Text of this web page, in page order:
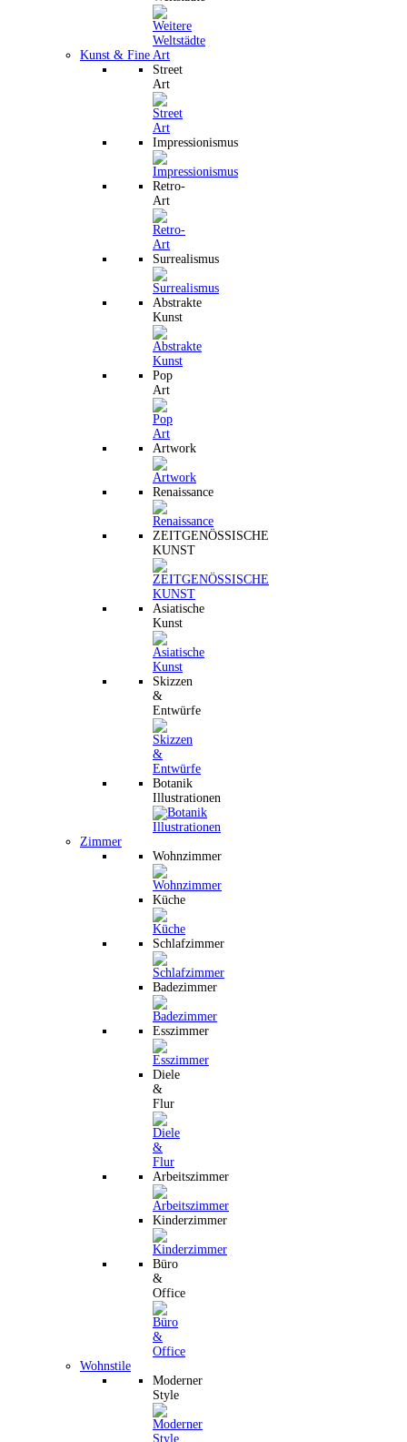
Kunst & Fine Art
Street
Art
Impressionismus
Retro-
Art
Surrealismus
Abstrakte
Kunst
Pop
Art
Artwork
Renaissance
ZEITGENÖSSISCHE
KUNST
Asiatische
Kunst
Skizzen
&
Entwürfe
Botanik
Illustrationen
Zimmer
Wohnzimmer
Küche
Schlafzimmer
Badezimmer
Esszimmer
Diele
&
Flur
Arbeitszimmer
Kinderzimmer
Büro
&
Office
Wohnstile
Moderner
Style